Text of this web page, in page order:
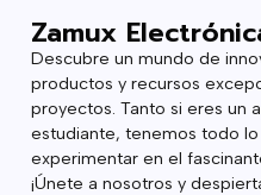
Zamux
Descubre un mundo de
productos y recursos
proyectos. Tanto si eres un
estudiante, tenemos todo
experimentar en el
¡Únete a nosotros y